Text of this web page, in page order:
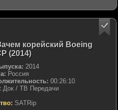
корейский Boeing
(2014)
2014
Россия
00:26:10
Док / ТВ Передачи
SATRip